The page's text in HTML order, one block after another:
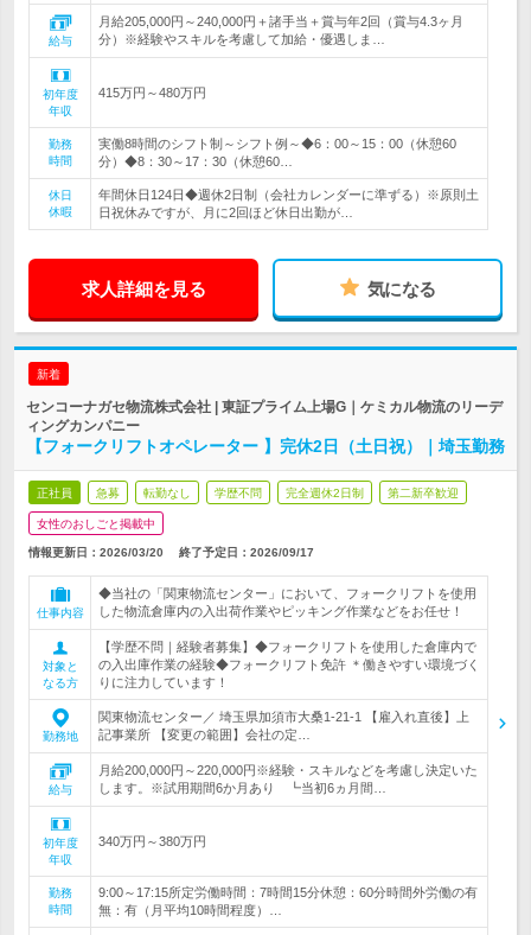
給与
月給205,000円～240,000円＋諸手当＋賞与年2回（賞与4.3ヶ月
分）※経験やスキルを考慮して加給・優遇しま…
初年度
年収
415万円～480万円
勤務
時間
実働8時間のシフト制～シフト例～◆6：00～15：00（休憩60
分）◆8：30～17：30（休憩60…
休日
休暇
年間休日124日◆週休2日制（会社カレンダーに準ずる）※原則土
日祝休みですが、月に2回ほど休日出勤が…
求人詳細を見る 気になる
新着
センコーナガセ物流株式会社 | 東証プライム上場G｜ケミカル物流のリーデ
ィングカンパニー
【フォークリフトオペレーター 】完休2日（土日祝）｜埼玉勤務
正社員 急募 転勤なし 学歴不問 完全週休2日制 第二新卒歓迎
女性のおしごと掲載中
情報更新日：2026/03/20 終了予定日： 2026/09/17
仕事内容
◆当社の「関東物流センター」において、フォークリフトを使用
した物流倉庫内の入出荷作業やピッキング作業などをお任せ！
対象と
なる方
【学歴不問｜経験者募集】◆フォークリフトを使用した倉庫内で
の入出庫作業の経験◆フォークリフト免許 ＊働きやすい環境づく
りに注力しています！
勤務地
関東物流センター／ 埼玉県加須市大桑1-21-1 【雇入れ直後】上
記事業所 【変更の範囲】会社の定…
給与
月給200,000円～220,000円※経験・スキルなどを考慮し決定いた
します。※試用期間6か月あり ┗当初6ヵ月間…
初年度
年収
340万円～380万円
勤務
時間
9:00～17:15所定労働時間：7時間15分休憩：60分時間外労働の有
無：有（月平均10時間程度）…